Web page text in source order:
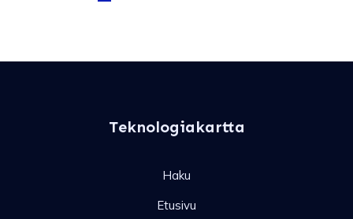
Teknologiakartta
Haku
Etusivu